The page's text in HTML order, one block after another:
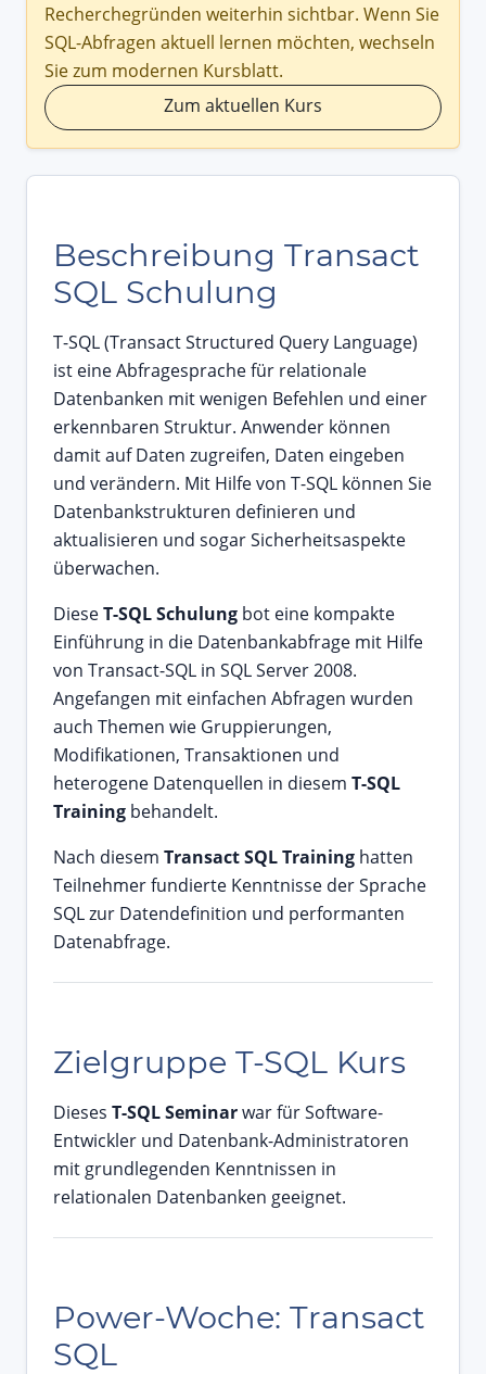
Recherchegründen weiterhin sichtbar. Wenn Sie
SQL-Abfragen aktuell lernen möchten, wechseln
Sie zum modernen Kursblatt.
Zum aktuellen Kurs
Beschreibung Transact
SQL Schulung
T-SQL (Transact Structured Query Language)
ist eine Abfragesprache für relationale
Datenbanken mit wenigen Befehlen und einer
erkennbaren Struktur. Anwender können
damit auf Daten zugreifen, Daten eingeben
und verändern. Mit Hilfe von T-SQL können Sie
Datenbankstrukturen definieren und
aktualisieren und sogar Sicherheitsaspekte
überwachen.
DieseT-SQL Schulung bot eine kompakte
Einführung in die Datenbankabfrage mit Hilfe
von Transact-SQL in SQL Server 2008.
Angefangen mit einfachen Abfragen wurden
auch Themen wie Gruppierungen,
Modifikationen, Transaktionen und
heterogene Datenquellen in diesem T-SQL
Training behandelt.
Nach diesem Transact SQL Training hatten
Teilnehmer fundierte Kenntnisse der Sprache
SQL zur Datendefinition und performanten
Datenabfrage.
Zielgruppe T-SQL Kurs
Dieses T-SQL Seminarwar für Software-
Entwickler und Datenbank-Administratoren
mit grundlegenden Kenntnissen in
relationalen Datenbanken geeignet.
Power-Woche: Transact
SQL